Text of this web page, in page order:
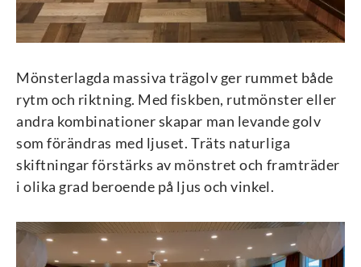
Mönsterlagda massiva trägolv ger rummet både
rytm och riktning. Med fiskben, rutmönster eller
andra kombinationer skapar man levande golv
som förändras med ljuset. Träts naturliga
skiftningar förstärks av mönstret och framträder
i olika grad beroende på ljus och vinkel.